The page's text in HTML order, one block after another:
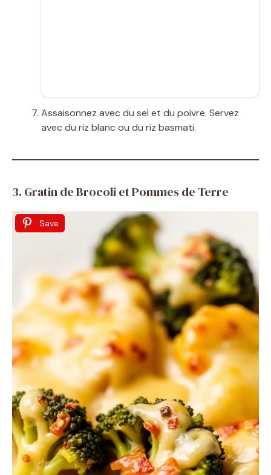
Assaisonnez avec du sel et du poivre. Servez
avec du riz blanc ou du riz basmati.
3. Gratin de Brocoli et Pommes de Terre
Save